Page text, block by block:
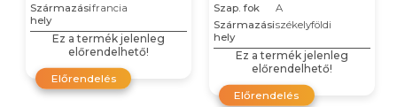
Származási
hely
francia
Ez a termék jelenleg
előrendelhető!
Előrendelés
Szap. fok
A
Származási
hely
székelyföldi
Ez a termék jelenleg
előrendelhető!
Előrendelés